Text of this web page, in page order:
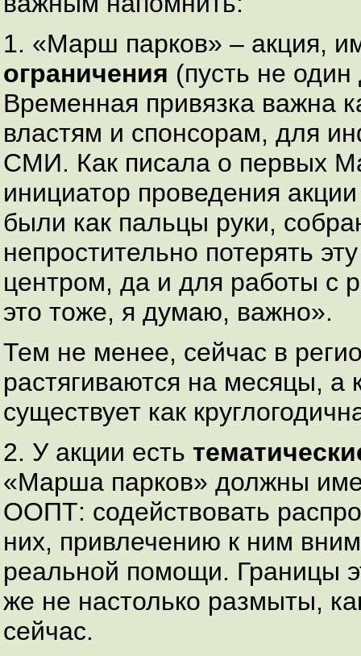
1. «Марш парков» – акция,
ограничения (пусть не
Временная привязка важна
властям и спонсорам, для
СМИ. Как писала о первых
инициатор проведения
были как пальцы руки,
непростительно потерять
центром, да и для работы с
это тоже, я думаю, важно».
Тем не менее, сейчас в
растягиваются на месяцы,
существует как
2. У акции есть
«Марша парков» должны
ООПТ: содействовать
них, привлечению к ним
реальной помощи. Границы
же не настолько размыты,
сейчас.